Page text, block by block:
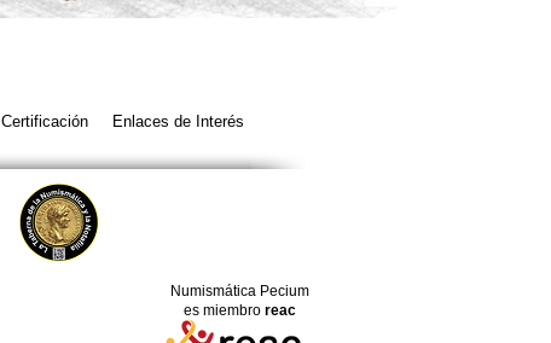
Certificación Enlaces de Interés
Numismática Pecium
es miembro reac